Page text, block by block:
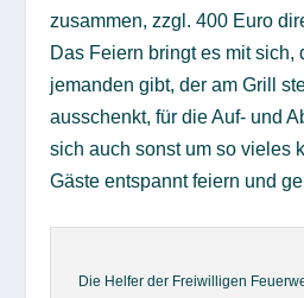
zusammen, zzgl. 400 Euro
Das Feiern bringt es mit sich,
jemanden gibt, der am Grill
ausschenkt, für die Auf- und
sich auch sonst um so vieles
Gäste entspannt feiern und
Die Helfer der Freiwilligen